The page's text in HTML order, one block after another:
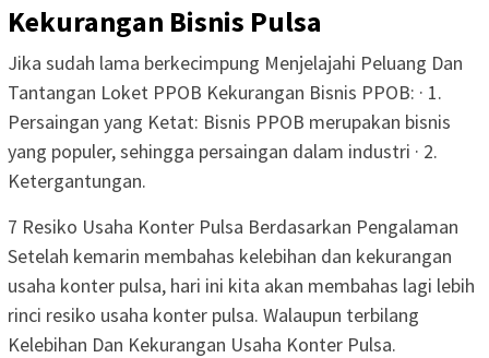
Kekurangan Bisnis Pulsa
Jika sudah lama berkecimpung Menjelajahi Peluang Dan
Tantangan Loket PPOB Kekurangan Bisnis PPOB: · 1.
Persaingan yang Ketat: Bisnis PPOB merupakan bisnis
yang populer, sehingga persaingan dalam industri · 2.
Ketergantungan.
7 Resiko Usaha Konter Pulsa Berdasarkan Pengalaman
Setelah kemarin membahas kelebihan dan kekurangan
usaha konter pulsa, hari ini kita akan membahas lagi lebih
rinci resiko usaha konter pulsa. Walaupun terbilang
Kelebihan Dan Kekurangan Usaha Konter Pulsa.